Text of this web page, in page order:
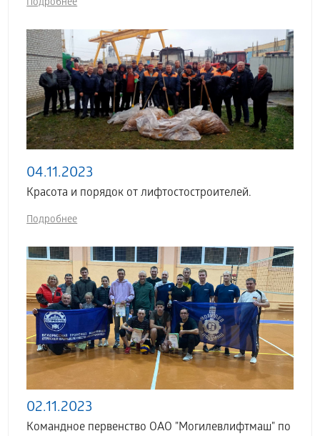
Подробнее
04.11.2023
Красота и порядок от лифтостостроителей.
Подробнее
02.11.2023
Командное первенство ОАО "Могилевлифтмаш" по